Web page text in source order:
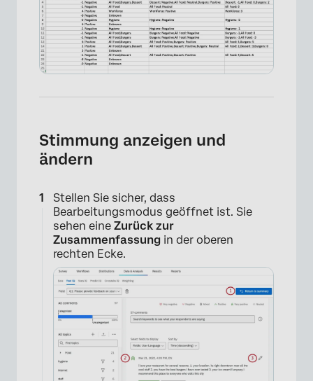
Stimmung anzeigen und
ändern
Stellen Sie sicher, dass
Bearbeitungsmodus geöffnet ist. Sie
sehen eine Zurück zur
Zusammenfassung in der oberen
rechten Ecke.